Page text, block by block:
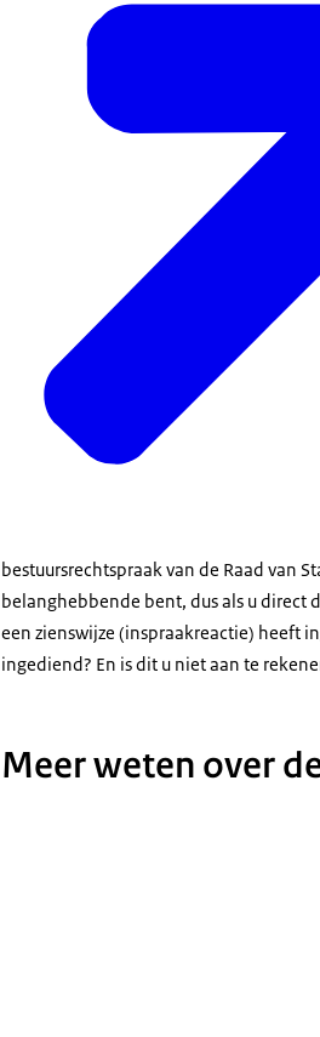
bestuursrechtspraak van de Raad van
belanghebbende bent, dus als u direct
een zienswijze (inspraakreactie) heeft
ingediend? En is dit u niet aan te
Meer weten over